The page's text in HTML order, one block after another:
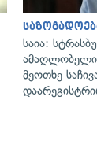
საია:
მეოთხე